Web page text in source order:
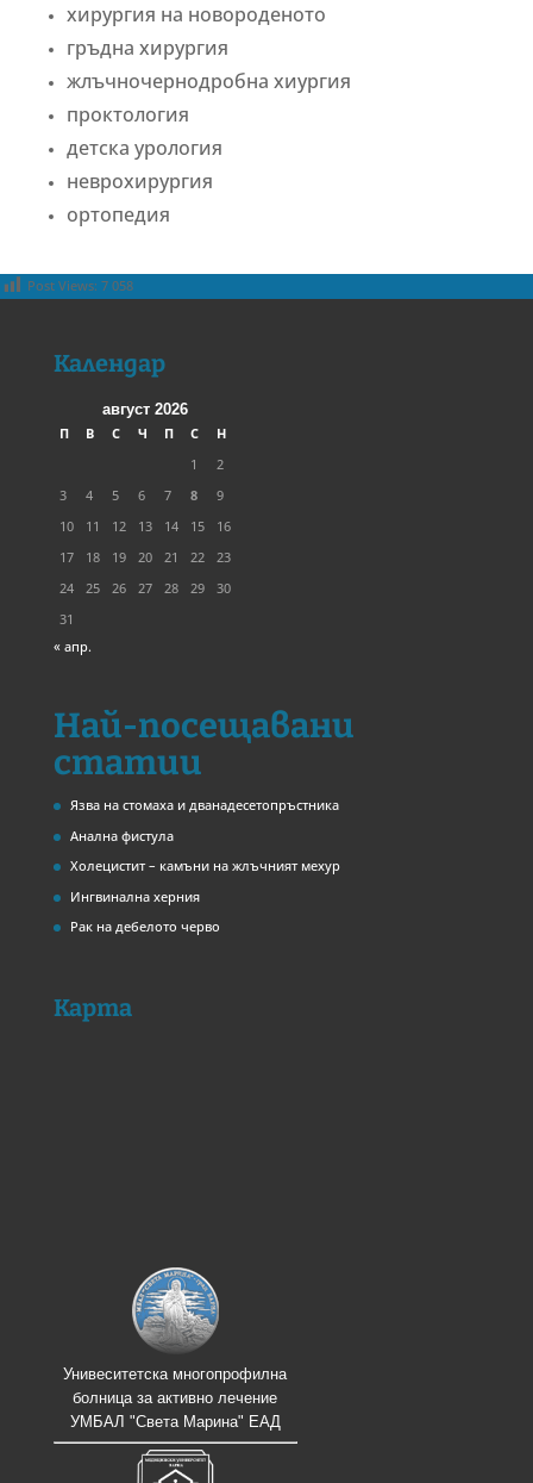
хирургия на новороденото
гръдна хирургия
жлъчночернодробна хиургия
проктология
детска урология
неврохирургия
ортопедия
Post Views: 7 058
Календар
август 2026
П
В С Ч П С
Н
1
2
3
4 5 6 7 8
9
10
11 12 13 14 15
16
17
18 19 20 21 22
23
24
25 26 27 28 29
30
31
« апр.
Най-посещавани
статии
Язва на стомаха и дванадесетопръстника
Анална фистула
Холецистит – камъни на жлъчният мехур
Ингвинална херния
Рак на дебелото черво
Карта
Унивеситетска многопрофилна
болница за активно лечение
УМБАЛ "Света Марина" ЕАД